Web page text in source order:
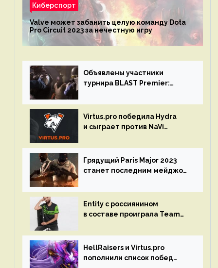
Киберспорт
Valve может забанить целую команду Dota
Pro Circuit 2023 за нечестную игру
Объявлены участники
турнира BLAST Premier:
Virtus.pro победила Hydra
и сыграет против NaVi
Грядущий Paris Major 2023
станет последним мейджор-
Entity с россиянином
в составе проиграла Team
HellRaisers и Virtus.pro
пополнили список побед